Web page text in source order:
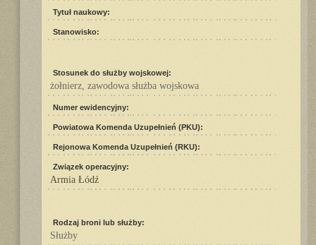
Tytuł naukowy:
Stanowisko:
Stosunek do służby wojskowej:
żołnierz, zawodowa służba wojskowa
Numer ewidencyjny:
Powiatowa Komenda Uzupełnień (PKU):
Rejonowa Komenda Uzupełnień (RKU):
Związek operacyjny:
Armia Łódź
Rodzaj broni lub służby:
Służby